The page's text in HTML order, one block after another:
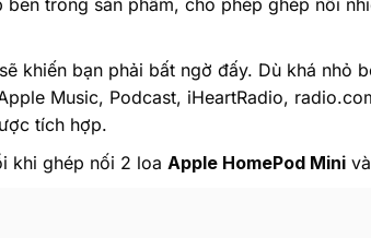
trong sản phẩm, cho phép ghép nối
khiến bạn phải bất ngờ đấy. Dù khá nhỏ
Music, Podcast, iHeartRadio,
tích hợp.
khi ghép nối 2 loa Apple HomePod Mini